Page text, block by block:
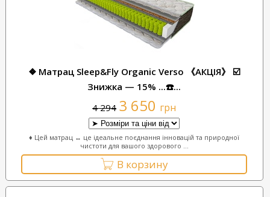
❖ Матрац Sleep&Fly Organic Verso 《АКЦІЯ》 ☑️
Знижка — 15% ...☎️...
4 294 3 650 грн
♦ Цей матрац ↔ це ідеальне поєднання інновацій та природної
чистоти для вашого здорового ...
В корзину